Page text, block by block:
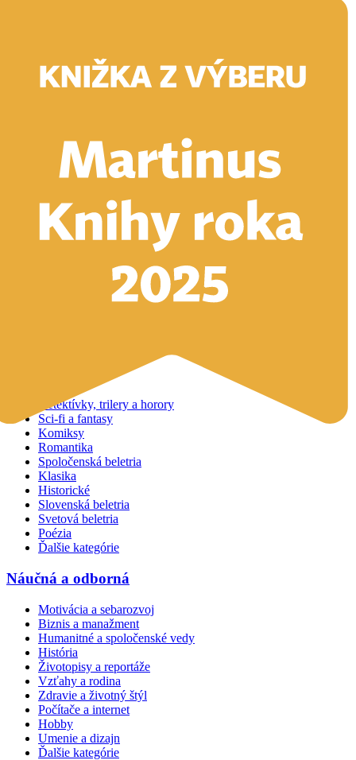
Vyhľadávanie
Vyhľadávanie
Detektívky, trilery a horory
Sci-fi a fantasy
Komiksy
Romantika
Spoločenská beletria
Klasika
Historické
Slovenská beletria
Svetová beletria
Poézia
Ďalšie kategórie
Náučná a odborná
Motivácia a sebarozvoj
Biznis a manažment
Humanitné a spoločenské vedy
História
Životopisy a reportáže
Vzťahy a rodina
Zdravie a životný štýl
Počítače a internet
Hobby
Umenie a dizajn
Ďalšie kategórie